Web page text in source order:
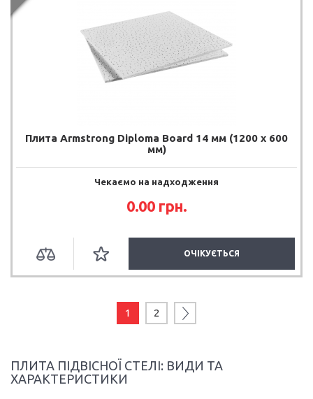
Плита Armstrong Diploma Board 14 мм (1200 х 600
мм)
Чекаємо на надходження
0.00 грн.
ОЧІКУЄТЬСЯ
1 2
ПЛИТА ПІДВІСНОЇ СТЕЛІ: ВИДИ ТА
ХАРАКТЕРИСТИКИ